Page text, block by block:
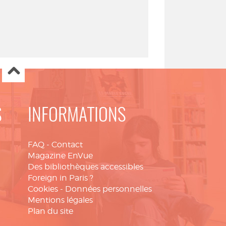
INFORMATIONS
FAQ - Contact
Magazine EnVue
Des bibliothèques accessibles
Foreign in Paris ?
Cookies - Données personnelles
Mentions légales
Plan du site